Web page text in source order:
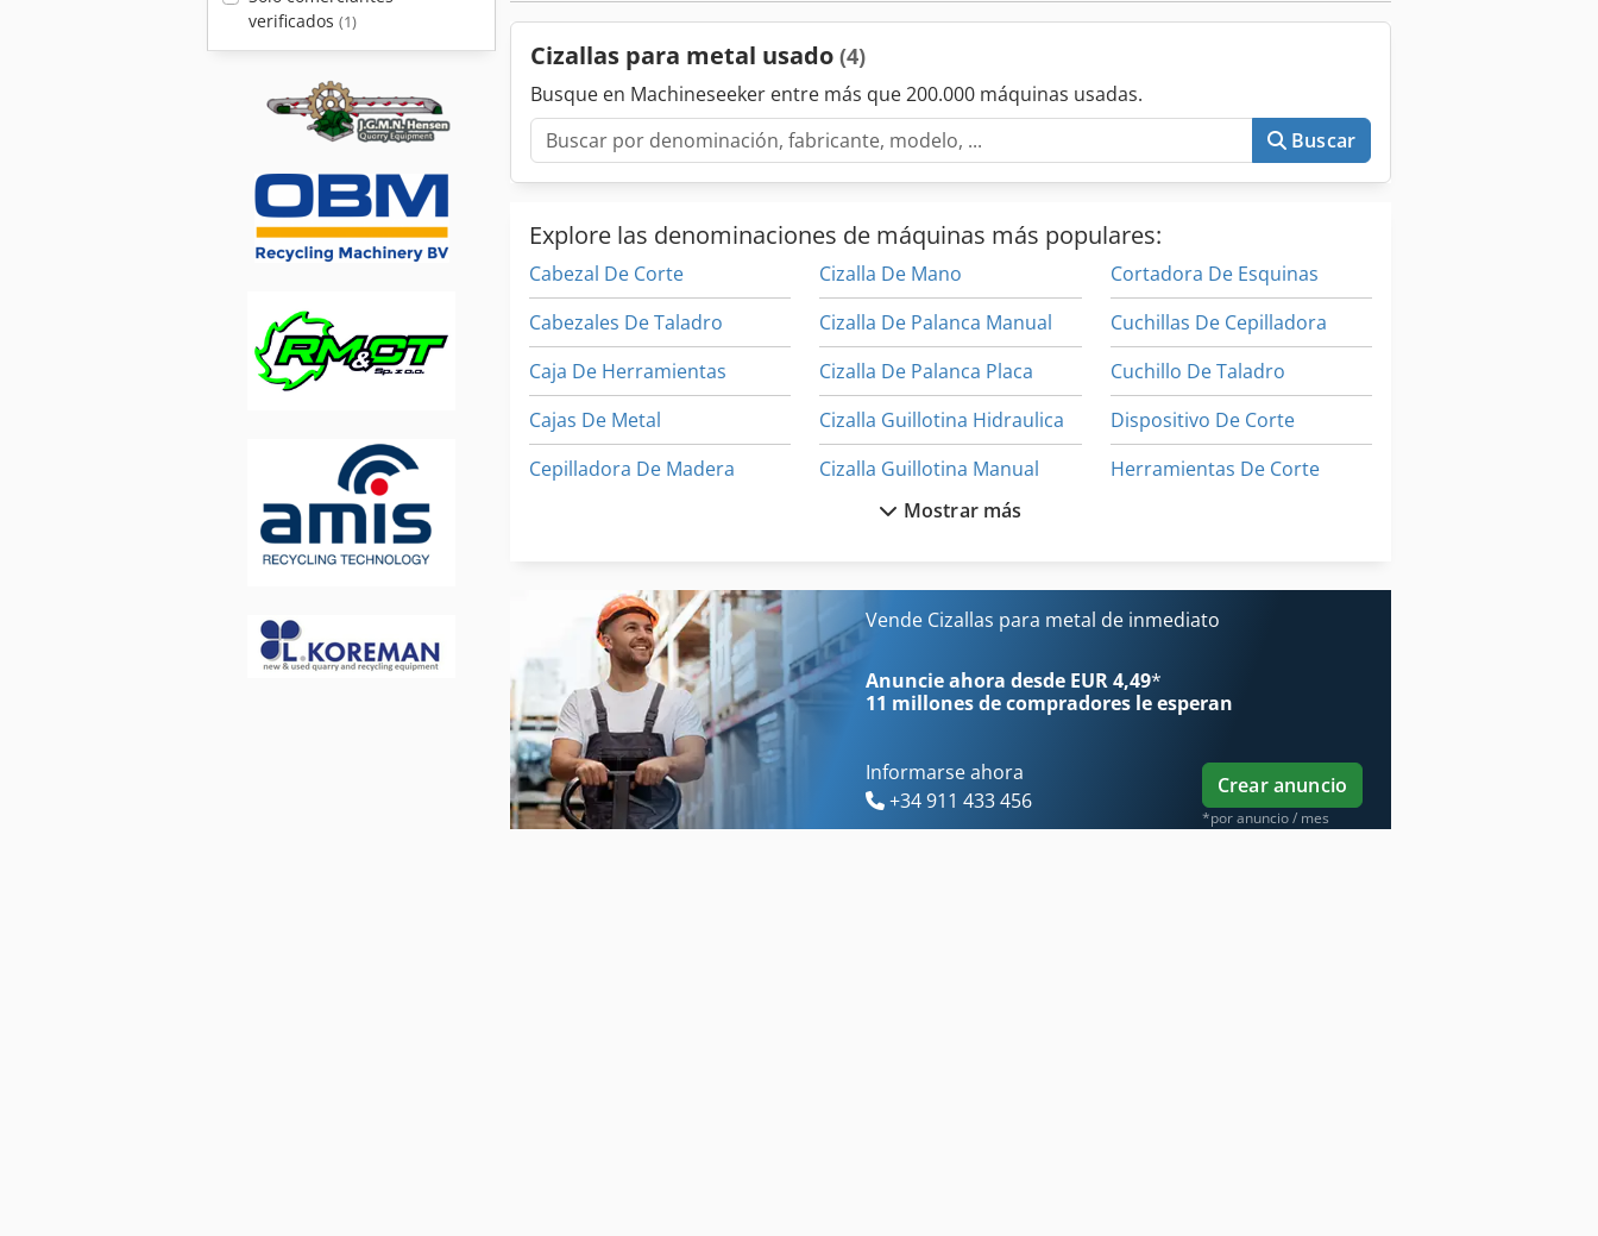
verificados (1)
Cizallas para metal usado (4)
Busque en Machineseeker entre más que 200.000 máquinas usadas.
Buscar
Explore las denominaciones de máquinas más populares:
Cabezal De Corte
Cabezales De Taladro
Caja De Herramientas
Cajas De Metal
Cepilladora De Madera
Cizalla De Chapa
Cizalla De Chatarra
Cizalla De Mano
Cizalla De Palanca Manual
Cizalla De Palanca Placa
Cizalla Guillotina Hidraulica
Cizalla Guillotina Manual
Cizalla Manual
Cizallas De Rodillo
Construcción Del Metal
Cortadora De Esquinas
Cuchillas De Cepilladora
Cuchillo De Taladro
Dispositivo De Corte
Herramientas De Corte
Mostrar más
Vende Cizallas para metal de inmediato
Anuncie ahora desde EUR 4,49*
11 millones de compradores le esperan
Informarse ahora
+34 911 433 456
Crear anuncio
*por anuncio / mes